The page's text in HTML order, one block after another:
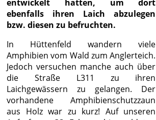
entwickelt hatten, um dort
ebenfalls ihren Laich abzulegen
bzw. diesen zu befruchten.
In Hüttenfeld wandern viele
Amphibien vom Wald zum Anglerteich.
Jedoch versuchen manche auch über
die Straße L311 zu ihren
Laichgewässern zu gelangen. Der
vorhandene Amphibienschutzzaun
aus Holz war zu kurz! Auf unseren